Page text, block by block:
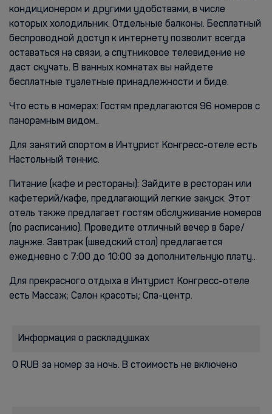
кондиционером и другими удобствами, в числе
которых холодильник. Отдельные балконы. Бесплатный
беспроводной доступ к интернету позволит всегда
оставаться на связи, а спутниковое телевидение не
даст скучать. В ванных комнатах вы найдете
бесплатные туалетные принадлежности и биде.
Что есть в номерах: Гостям предлагаются 96 номеров с
панорамным видом..
Для занятий спортом в Интурист Конгресс-отеле есть
Настольный теннис.
Питание (кафе и рестораны): Зайдите в ресторан или
кафетерий/кафе, предлагающий легкие закуск. Этот
отель также предлагает гостям обслуживание номеров
(по расписанию). Проведите отличный вечер в баре/
лаунже. Завтрак (шведский стол) предлагается
ежедневно с 7:00 до 10:00 за дополнительную плату..
Для прекрасного отдыха в Интурист Конгресс-отеле
есть Массаж; Салон красоты; Спа-центр.
Информация о раскладушках
0 RUB за номер за ночь. В стоимость не включено